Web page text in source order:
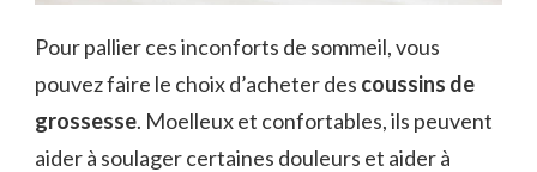
Pour pallier ces inconforts de sommeil, vous
pouvez faire le choix d’acheter des coussins de
grossesse. Moelleux et confortables, ils peuvent
aider à soulager certaines douleurs et aider à